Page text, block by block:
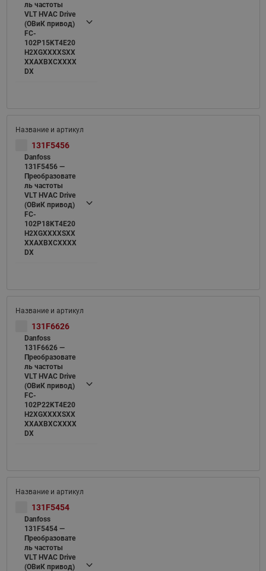
ль частоты
VLT HVAC Drive
(ОВиК привод)
FC-
102P15KT4E20
H2XGXXXXSXX
XXAXBXCXXXX
DX
131F5456
Danfoss
131F5456 —
Преобразовате
ль частоты
VLT HVAC Drive
(ОВиК привод)
FC-
102P18KT4E20
H2XGXXXXSXX
XXAXBXCXXXX
DX
131F6626
Danfoss
131F6626 —
Преобразовате
ль частоты
VLT HVAC Drive
(ОВиК привод)
FC-
102P22KT4E20
H2XGXXXXSXX
XXAXBXCXXXX
DX
131F5454
Danfoss
131F5454 —
Преобразовате
ль частоты
VLT HVAC Drive
(ОВиК привод)